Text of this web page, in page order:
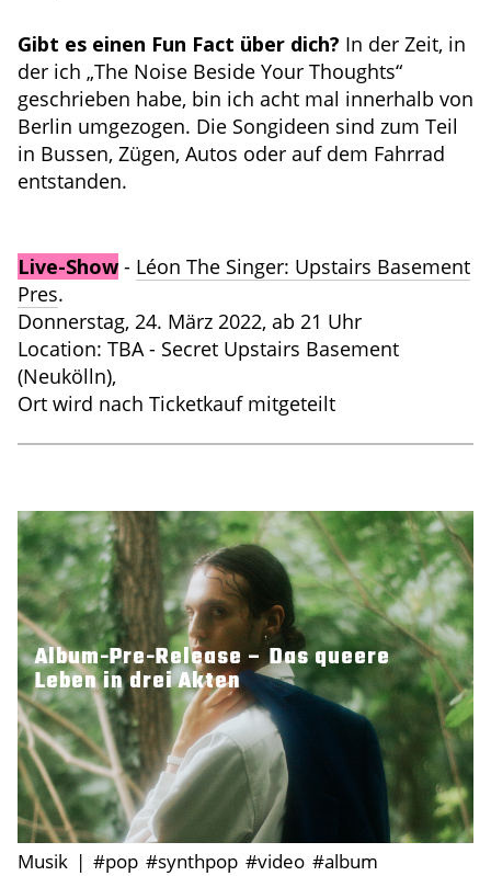
Gibt es einen Fun Fact über dich? In der Zeit, in
der ich „The Noise Beside Your Thoughts“
geschrieben habe, bin ich acht mal innerhalb von
Berlin umgezogen. Die Songideen sind zum Teil
in Bussen, Zügen, Autos oder auf dem Fahrrad
entstanden.
Live-Show- Léon The Singer: Upstairs Basement
Pres.
Donnerstag, 24. März 2022, ab 21 Uhr
Location: TBA - Secret Upstairs Basement
(Neukölln),
Ort wird nach Ticketkauf mitgeteilt
Album-Pre-Release – Das queere
Leben in drei Akten
Musik | #pop #synthpop #video #album